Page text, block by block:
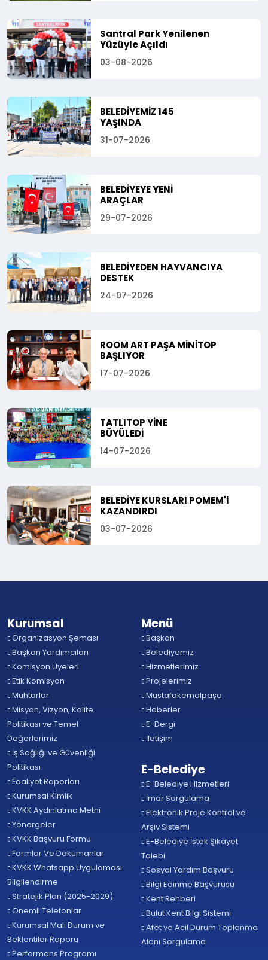
Santral Park Yenilenen
Yüzüyle Açıldı
03-08-2026
BELEDİYEMİZ 145
YAŞINDA
31-07-2026
BELEDİYEYE YENİ
ARAÇLAR
29-07-2026
BELEDİYEDEN HAYVANCIYA
DESTEK
24-07-2026
ROOM ART PAŞA MİNİTOP
BAŞLIYOR
17-07-2026
TATLITOP YİNE
BÜYÜLEDİ
14-07-2026
BELEDİYE KURSLARI POMEM'i
KAZANDIRDI
03-07-2026
Kurumsal
Organizasyon Şeması
Başkan Yardımcıları
Komisyon Üyeleri
Etik Komisyon
Muhtarlar
Misyon, Vizyon, Kalite
Politikası ve Temel
Değerlerimiz
İş Sağlığı ve Güvenliği
Politikası
Faaliyet Raporları
Kurumsal Kimlik
KVKK Aydınlatma Metni
Yönergeler
KVKK Başvuru Formu
Formlar Ve Dökümanlar
KVKK Whatsapp Uygulaması
Bilgilendirme
Stratejik Plan (2025-2029)
Önemli Telefonlar
Kurumsal Mali Durum ve
Beklentiler Raporu
Performans Programı
Menü
Başkan
Belediyemiz
Hizmetlerimiz
Projelerimiz
Mustafakemalpaşa
Haberler
E-Dergi
İletişim
E-Belediye
E-Belediye Hizmetleri
İmar Sorgulama
Elektronik Proje Kontrol ve
Arşiv Sistemi
E-Belediye İstek Şikayet
Talebi
Sosyal Yardım Başvuru
Bilgi Edinme Başvurusu
Kent Rehberi
Bulut Kent Bilgi Sistemi
Afet ve Acil Durum Toplanma
Alanı Sorgulama